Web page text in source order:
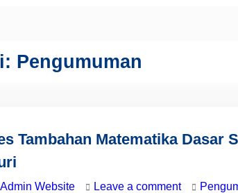
Pengumuman
Tambahan Matematika Dasar
Admin Website Leave a comment